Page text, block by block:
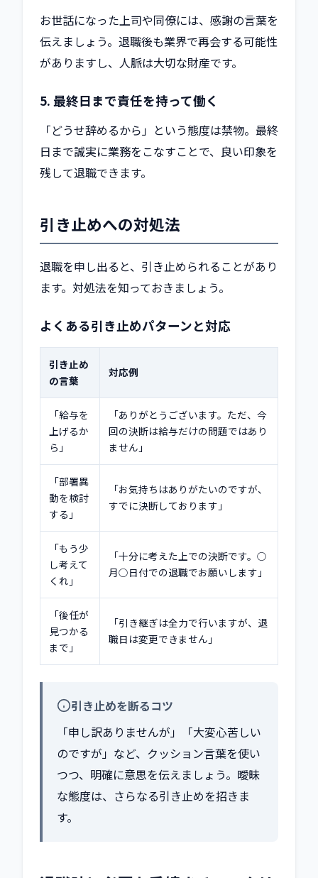
お世話になった上司や同僚には、感謝の言葉を
伝えましょう。退職後も業界で再会する可能性
がありますし、人脈は大切な財産です。
5. 最終日まで責任を持って働く
「どうせ辞めるから」という態度は禁物。最終
日まで誠実に業務をこなすことで、良い印象を
残して退職できます。
引き止めへの対処法
退職を申し出ると、引き止められることがあり
ます。対処法を知っておきましょう。
よくある引き止めパターンと対応
引き止め
の言葉
対応例
「給与を
上げるか
ら」
「ありがとうございます。ただ、今
回の決断は給与だけの問題ではあり
ません」
「部署異
動を検討
する」
「お気持ちはありがたいのですが、
すでに決断しております」
「もう少
し考えて
くれ」
「十分に考えた上での決断です。○
月○日付での退職でお願いします」
「後任が
見つかる
まで」
「引き継ぎは全力で行いますが、退
職日は変更できません」
引き止めを断るコツ
「申し訳ありませんが」「大変心苦しい
のですが」など、クッション言葉を使い
つつ、明確に意思を伝えましょう。曖昧
な態度は、さらなる引き止めを招きま
す。